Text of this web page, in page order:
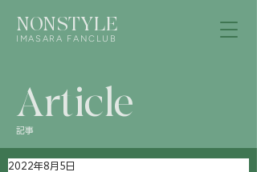
NONSTYLE
IMASARA FANCLUB
Article
記事
2022年8月5日